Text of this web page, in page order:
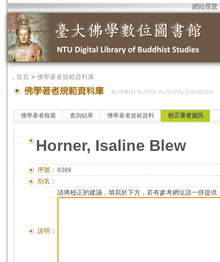
網站導覽
． 首頁 > 佛學著者規範資料庫
佛學著者檢索 查詢結果 佛學著者規範資料 校正著者資訊
Horner, Isaline Blew
序號： 8389
別名：
說明：
請將校正的建議，填寫於下方，若有參考網址請一併提供